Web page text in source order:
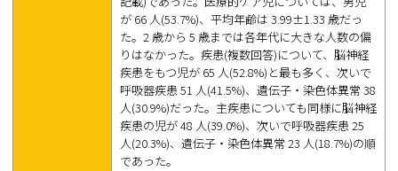
が 66 人(53.7%)、平均年齢は 3.99±1.33 歳だっ
た。2 歳から 5 歳までは各年代に大きな人数の偏
りはなかった。疾患(複数回答)について、脳神経
疾患をもつ児が 65 人(52.8%)と最も多く、次いで
呼吸器疾患 51 人(41.5%)、遺伝子・染色体異常 38
人(30.9%)だった。主疾患についても同様に脳神経
疾患の児が 48 人(39.0%)、次いで呼吸器疾患 25
人(20.3%)、遺伝子・染色体異常 23 人(18.7%)の順
であった。